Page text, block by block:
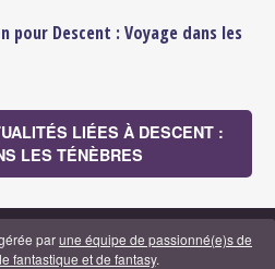
pour Descent : Voyage dans les
LIÉES À DESCENT :
LES TÉNÈBRES
parune équipe de passionné(e)s de
fantastique et de fantasy.